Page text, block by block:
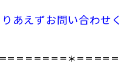
あえずお問い合わせく
＝＝＝＝＝＝＝＊＝＝＝＝＝